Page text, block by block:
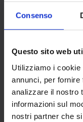
Consenso
Questo sito web
Utilizziamo i
annunci, per
analizzare il nostro
informazioni sul
nostri partner che
Inserire
uno degli
permettere